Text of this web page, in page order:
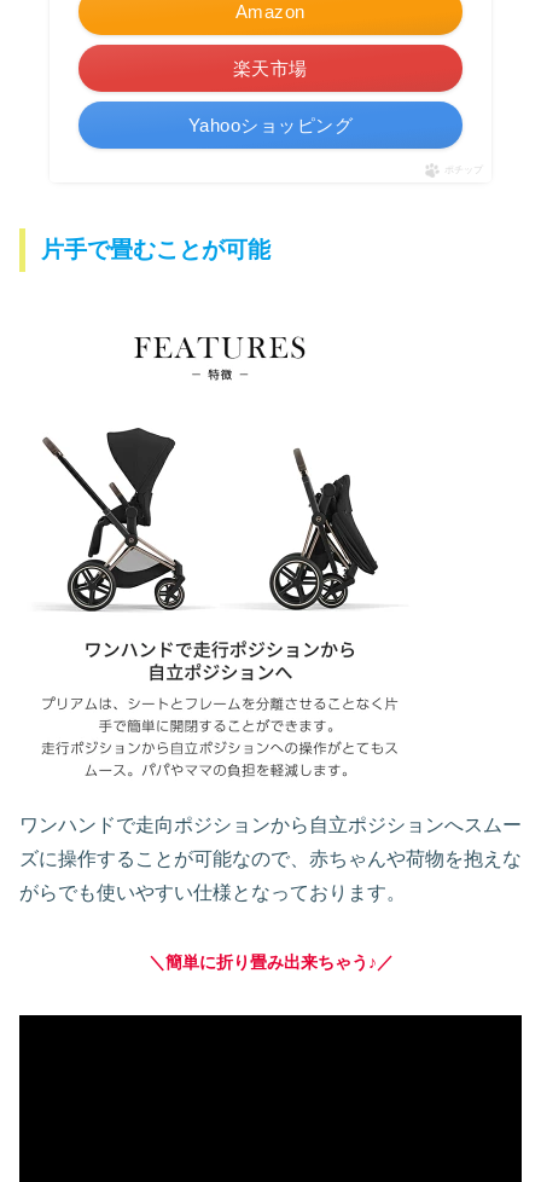
Amazon
楽天市場
Yahooショッピング
ポチップ
片手で畳むことが可能
ワンハンドで走向ポジションから自立ポジションへスムー
ズに操作することが可能なので、赤ちゃんや荷物を抱えな
がらでも使いやすい仕様となっております。
＼簡単に折り畳み出来ちゃう♪／